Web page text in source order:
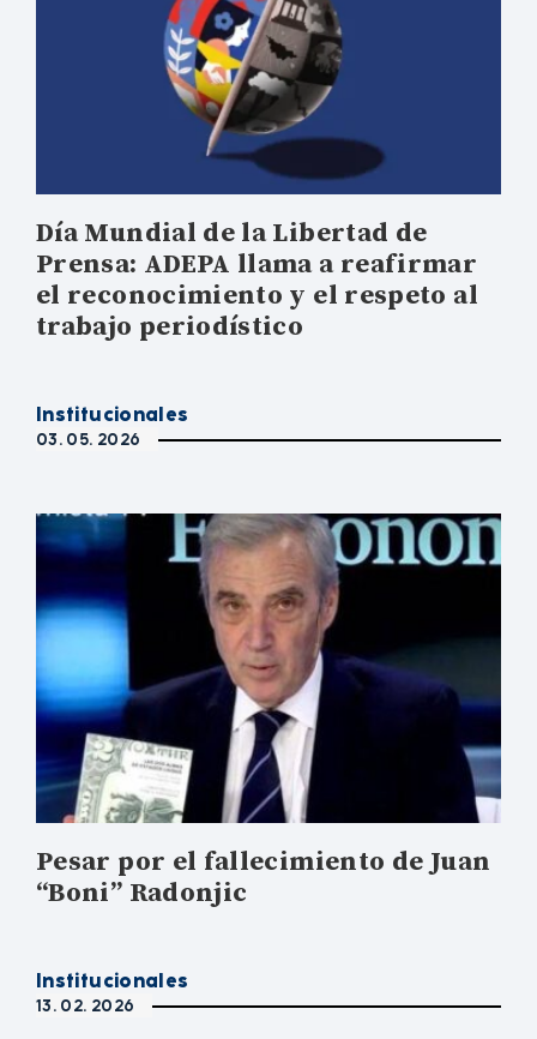
Día Mundial de la Libertad de
Prensa: ADEPA llama a reafirmar
el reconocimiento y el respeto al
trabajo periodístico
Institucionales
03. 05. 2026
Pesar por el fallecimiento de Juan
“Boni” Radonjic
Institucionales
13. 02. 2026